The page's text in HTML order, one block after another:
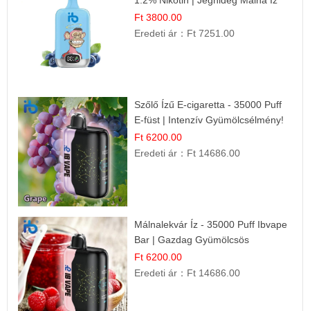
Ft 3800.00
Eredeti ár： Ft 7251.00
Szőlő Ízű E-cigaretta - 35000 Puff
E-füst | Intenzív Gyümölcsélmény!
Ft 6200.00
Eredeti ár： Ft 14686.00
Málnalekvár Íz - 35000 Puff Ibvape
Bar | Gazdag Gyümölcsös
Ízélmény!
Ft 6200.00
Eredeti ár： Ft 14686.00